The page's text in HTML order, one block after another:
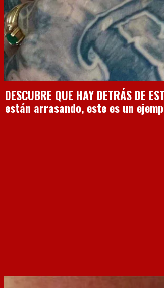
DESCUBRE QUE HAY DETRÁS
están arrasando, este es un